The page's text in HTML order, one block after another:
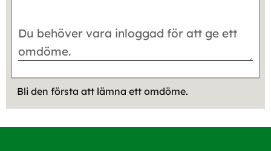
Bli den första att lämna ett omdöme.